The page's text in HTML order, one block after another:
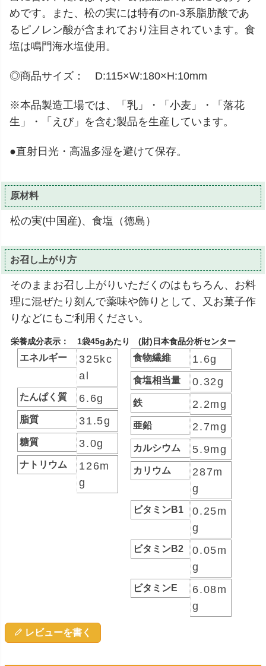
めです。また、松の実には特有のn-3系脂肪酸であ
るピノレン酸が含まれており注目されています。食
塩は鳴門海水塩使用。
◎商品サイズ： D:115×W:180×H:10mm
※本品製造工場では、「乳」・「小麦」・「落花
生」・「えび」を含む製品を生産しています。
●直射日光・高温多湿を避けて保存。
原材料
松の実(中国産)、食塩（徳島）
お召し上がり方
そのままお召し上がりいただくのはもちろん、お料
理に混ぜたり刻んで薬味や飾りとして、又お菓子作
りなどにもご利用ください。
栄養成分表示： 1袋45gあたり (財)日本食品分析センター
エネルギー
325kc
al
たんぱく質 6.6g
脂質 31.5g
糖質 3.0g
ナトリウム
126m
g
食物繊維 1.6g
食塩相当量 0.32g
鉄 2.2mg
亜鉛 2.7mg
カルシウム 5.9mg
カリウム
287m
g
ビタミンB1
0.25m
g
ビタミンB2
0.05m
g
ビタミンE
6.08m
g
レビューを書く